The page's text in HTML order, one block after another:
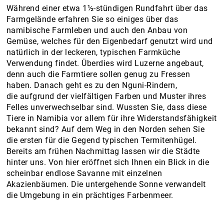
Während einer etwa 1½-stündigen Rundfahrt über das
Farmgelände erfahren Sie so einiges über das
namibische Farmleben und auch den Anbau von
Gemüse, welches für den Eigenbedarf genutzt wird und
natürlich in der leckeren, typischen Farmküche
Verwendung findet. Überdies wird Luzerne angebaut,
denn auch die Farmtiere sollen genug zu Fressen
haben. Danach geht es zu den Nguni-Rindern,
die aufgrund der vielfältigen Farben und Muster ihres
Felles unverwechselbar sind. Wussten Sie, dass diese
Tiere in Namibia vor allem für ihre Widerstandsfähigkeit
bekannt sind? Auf dem Weg in den Norden sehen Sie
die ersten für die Gegend typischen Termitenhügel.
Bereits am frühen Nachmittag lassen wir die Städte
hinter uns. Von hier eröffnet sich Ihnen ein Blick in die
scheinbar endlose Savanne mit einzelnen
Akazienbäumen. Die untergehende Sonne verwandelt
die Umgebung in ein prächtiges Farbenmeer.